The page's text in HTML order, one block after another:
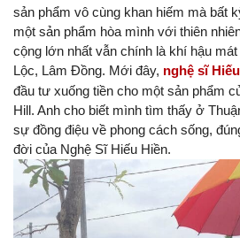
sản phẩm vô cùng khan hiếm mà bất
một sản phẩm hòa mình với thiên
cộng lớn nhất vẫn chính là khí hậu
Lộc, Lâm Đồng. Mới đây, nghệ sĩ
đầu tư xuống tiền cho một sản phẩm
Hill. Anh cho biết mình tìm thấy ở
sự đồng điệu về phong cách sống,
đời của Nghệ Sĩ Hiếu Hiền.